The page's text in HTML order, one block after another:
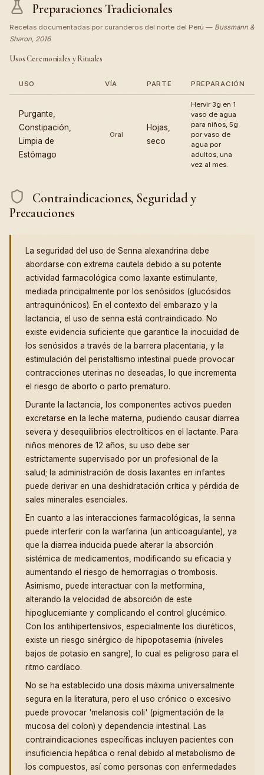
Preparaciones Tradicionales
Recetas documentadas por curanderos del norte del Perú — Bussmann &
Sharon, 2016
Usos Ceremoniales y Rituales
USO VÍA PARTE PREPARACIÓN
Purgante,
Constipación,
Limpia de
Estómago
Oral
Hojas,
seco
Hervir 3g en 1
vaso de agua
para niños, 5g
por vaso de
agua por
adultos, una
vez al mes.
Contraindicaciones, Seguridad y
Precauciones
La seguridad del uso de Senna alexandrina debe
abordarse con extrema cautela debido a su potente
actividad farmacológica como laxante estimulante,
mediada principalmente por los senósidos (glucósidos
antraquinónicos). En el contexto del embarazo y la
lactancia, el uso de senna está contraindicado. No
existe evidencia suficiente que garantice la inocuidad de
los senósidos a través de la barrera placentaria, y la
estimulación del peristaltismo intestinal puede provocar
contracciones uterinas no deseadas, lo que incrementa
el riesgo de aborto o parto prematuro.
Durante la lactancia, los componentes activos pueden
excretarse en la leche materna, pudiendo causar diarrea
severa y desequilibrios electrolíticos en el lactante. Para
niños menores de 12 años, su uso debe ser
estrictamente supervisado por un profesional de la
salud; la administración de dosis laxantes en infantes
puede derivar en una deshidratación crítica y pérdida de
sales minerales esenciales.
En cuanto a las interacciones farmacológicas, la senna
puede interferir con la warfarina (un anticoagulante), ya
que la diarrea inducida puede alterar la absorción
sistémica de medicamentos, modificando su eficacia y
aumentando el riesgo de hemorragias o trombosis.
Asimismo, puede interactuar con la metformina,
alterando la velocidad de absorción de este
hipoglucemiante y complicando el control glucémico.
Con los antihipertensivos, especialmente los diuréticos,
existe un riesgo sinérgico de hipopotasemia (niveles
bajos de potasio en sangre), lo cual es peligroso para el
ritmo cardíaco.
No se ha establecido una dosis máxima universalmente
segura en la literatura, pero el uso crónico o excesivo
puede provocar 'melanosis coli' (pigmentación de la
mucosa del colon) y dependencia intestinal. Las
contraindicaciones específicas incluyen pacientes con
insuficiencia hepática o renal debido al metabolismo de
los compuestos, así como personas con enfermedades